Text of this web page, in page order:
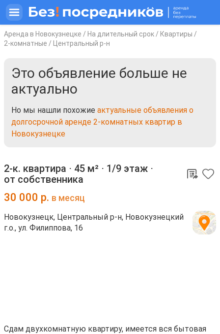
Аренда в Новокузнецке / На длительный срок / Квартиры /
2-комнатные / Центральный р-н
Это объявление больше не
актуально
Но мы нашли похожие актуальные объявления о
долгосрочной аренде 2-комнатных квартир в
Новокузнецке
2-к. квартира ⋅ 45 м² ⋅ 1/9 этаж ⋅
от собственника
30 000 р. в месяц
Новокузнецк, Центральный р-н, Новокузнецкий
г.о., ул. Филиппова, 16
Сдам двухкомнатную квартиру, имеется вся бытовая